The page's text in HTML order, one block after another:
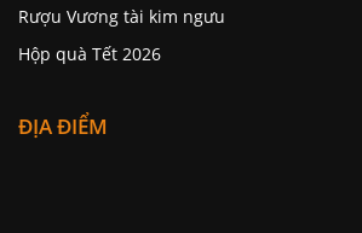
Rượu Vương tài kim ngưu
Hộp quà Tết 2026
ĐỊA ĐIỂM